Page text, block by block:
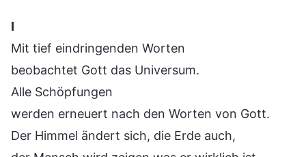
Ⅰ
Mit tief eindringenden Worten
beobachtet Gott das Universum.
Alle Schöpfungen
werden erneuert nach den Worten von Gott.
Der Himmel ändert sich, die Erde auch,